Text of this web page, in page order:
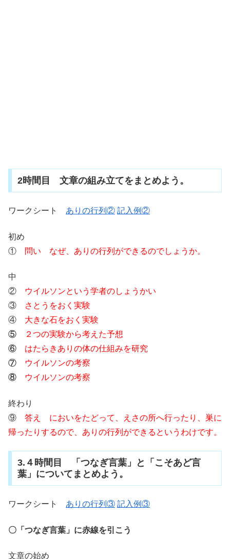
2時間目 文章の組み立てをまとめよう。
ワークシート ありの行列② 記入例②
初め
①
問い なぜ、ありの行列ができるのでしょうか。
中
②
ウイルソンという学者のしょうかい
③
さとうをおく実験
④ 大きな石をおく実験
⑤
２つの実験から考えた予想
⑥ はたらきありの体の仕組みを研究
⑦ ウイルソンの考察
⑧ ウイルソンの考察
終わり
⑨ 答え においをたどって、えさの所へ行ったり、巣に
帰ったりするので、ありの行列ができるというわけです。
3.４時間目 「つなぎ言葉」と「こそあど言
葉」についてまとめよう。
ワークシート ありの行列③ 記入例③
〇「つなぎ言葉」に赤線を引こう
文章の始め